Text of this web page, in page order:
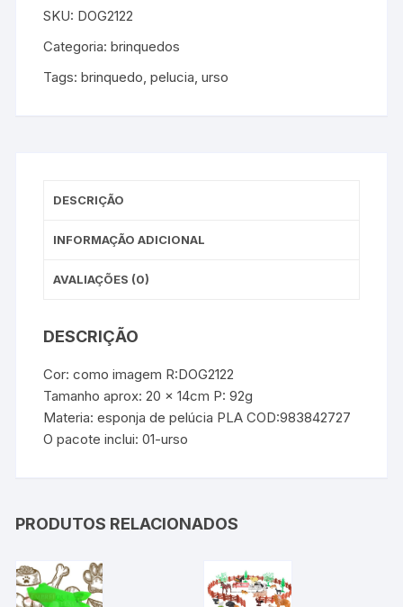
SKU: DOG2122
Categoria:brinquedos
Tags:brinquedo,pelucia,urso
DESCRIÇÃO
INFORMAÇÃO ADICIONAL
AVALIAÇÕES (0)
DESCRIÇÃO
Cor: como imagem R:DOG2122
Tamanho aprox: 20 x 14cm P: 92g
Materia: esponja de pelúcia PLA COD:983842727
O pacote inclui: 01-urso
PRODUTOS RELACIONADOS